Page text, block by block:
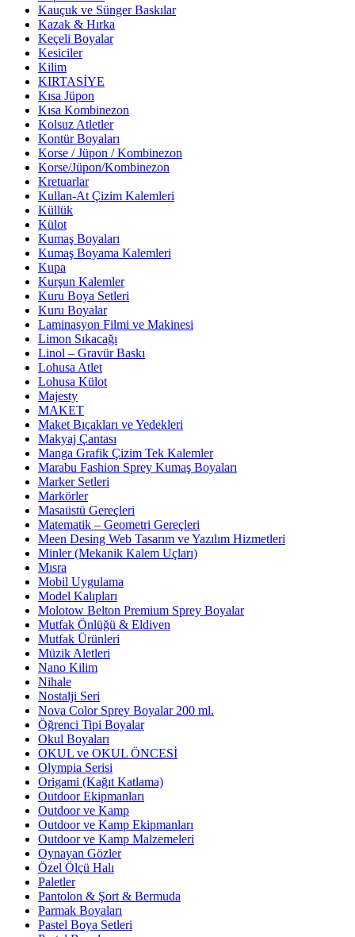
Kauçuk ve Sünger Baskılar
Kazak & Hırka
Keçeli Boyalar
Kesiciler
Kilim
KIRTASİYE
Kısa Jüpon
Kısa Kombinezon
Kolsuz Atletler
Kontür Boyaları
Korse / Jüpon / Kombinezon
Korse/Jüpon/Kombinezon
Kretuarlar
Kullan-At Çizim Kalemleri
Küllük
Külot
Kumaş Boyaları
Kumaş Boyama Kalemleri
Kupa
Kurşun Kalemler
Kuru Boya Setleri
Kuru Boyalar
Laminasyon Filmi ve Makinesi
Limon Sıkacağı
Linol – Gravür Baskı
Lohusa Atlet
Lohusa Külot
Majesty
MAKET
Maket Bıçakları ve Yedekleri
Makyaj Çantası
Manga Grafik Çizim Tek Kalemler
Marabu Fashion Sprey Kumaş Boyaları
Marker Setleri
Markörler
Masaüstü Gereçleri
Matematik – Geometri Gereçleri
Meen Desing Web Tasarım ve Yazılım Hizmetleri
Minler (Mekanik Kalem Uçları)
Mısra
Mobil Uygulama
Model Kalıpları
Molotow Belton Premium Sprey Boyalar
Mutfak Önlüğü & Eldiven
Mutfak Ürünleri
Müzik Aletleri
Nano Kilim
Nihale
Nostalji Seri
Nova Color Sprey Boyalar 200 ml.
Öğrenci Tipi Boyalar
Okul Boyaları
OKUL ve OKUL ÖNCESİ
Olympia Serisi
Origami (Kağıt Katlama)
Outdoor Ekipmanları
Outdoor ve Kamp
Outdoor ve Kamp Ekipmanları
Outdoor ve Kamp Malzemeleri
Oynayan Gözler
Özel Ölçü Halı
Paletler
Pantolon & Şort & Bermuda
Parmak Boyaları
Pastel Boya Setleri